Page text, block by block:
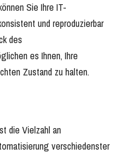
Sie Ihre IT-
und reproduzierbar
des
es Ihnen, Ihre
Zustand zu halten.
die Vielzahl an
verschiedenster